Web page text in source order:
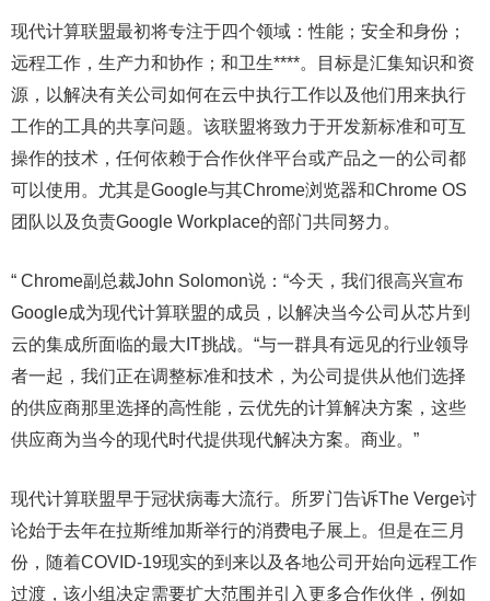
现代计算联盟最初将专注于四个领域：性能；安全和身份；
远程工作，生产力和协作；和卫生****。目标是汇集知识和资
源，以解决有关公司如何在云中执行工作以及他们用来执行
工作的工具的共享问题。该联盟将致力于开发新标准和可互
操作的技术，任何依赖于合作伙伴平台或产品之一的公司都
可以使用。尤其是Google与其Chrome浏览器和Chrome OS
团队以及负责Google Workplace的部门共同努力。
“ Chrome副总裁John Solomon说：“今天，我们很高兴宣布
Google成为现代计算联盟的成员，以解决当今公司从芯片到
云的集成所面临的最大IT挑战。“与一群具有远见的行业领导
者一起，我们正在调整标准和技术，为公司提供从他们选择
的供应商那里选择的高性能，云优先的计算解决方案，这些
供应商为当今的现代时代提供现代解决方案。商业。”
现代计算联盟早于冠状病毒大流行。所罗门告诉The Verge讨
论始于去年在拉斯维加斯举行的消费电子展上。但是在三月
份，随着COVID-19现实的到来以及各地公司开始向远程工作
过渡，该小组决定需要扩大范围并引入更多合作伙伴，例如